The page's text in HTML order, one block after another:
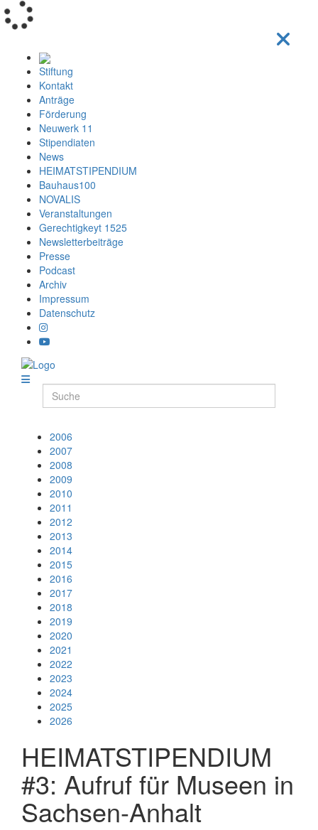
Stiftung
Kontakt
Anträge
Förderung
Neuwerk 11
Stipendiaten
News
HEIMATSTIPENDIUM
Bauhaus100
NOVALIS
Veranstaltungen
Gerechtigkeyt 1525
Newsletterbeiträge
Presse
Podcast
Archiv
Impressum
Datenschutz
2006
2007
2008
2009
2010
2011
2012
2013
2014
2015
2016
2017
2018
2019
2020
2021
2022
2023
2024
2025
2026
HEIMATSTIPENDIUM
#3: Aufruf für Museen in
Sachsen-Anhalt